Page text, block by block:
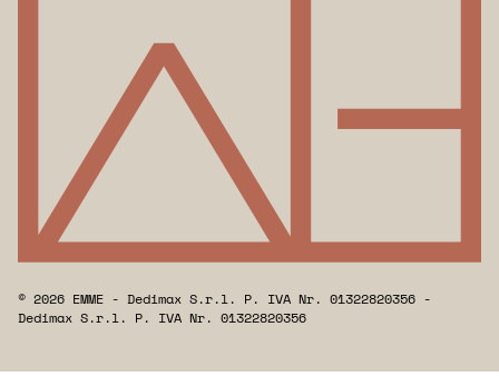
© 2026 EMME - Dedimax S.r.l. P. IVA Nr. 01322820356 -
Dedimax S.r.l. P. IVA Nr. 01322820356